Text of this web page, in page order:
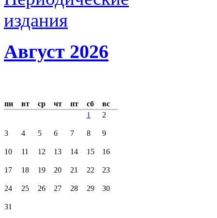
Август 2026
пн вт ср чт пт сб
вс
1
2
3 4 5 6 7 8 9
10 11 12 13 14 15 16
17 18 19 20 21 22 23
24 25 26 27 28 29 30
31